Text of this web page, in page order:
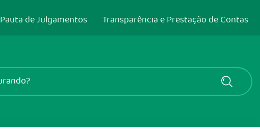
Pauta de Julgamentos Transparência e Prestação de Contas